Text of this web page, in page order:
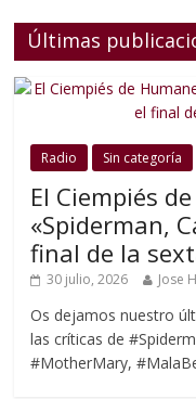
Últimas
Radio Sin categoría
El Ciempiés
«Spiderman,
final de la
30 julio, 2026 Jose
Os dejamos nuestro
las críticas de
#MotherMary,